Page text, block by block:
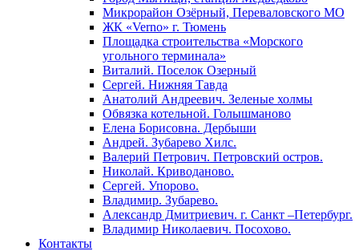
Микрорайон Озёрный, Переваловского МО
ЖК «Verno» г. Тюмень
Площадка строительства «Морского
угольного терминала»
Виталий. Поселок Озерный
Сергей. Нижняя Тавда
Анатолий Андреевич. Зеленые холмы
Обвязка котельной. Голышманово
Елена Борисовна. Дербыши
Андрей. Зубарево Хилс.
Валерий Петрович. Петровский остров.
Николай. Криводаново.
Сергей. Упорово.
Владимир. Зубарево.
Александр Дмитриевич. г. Санкт –Петербург.
Владимир Николаевич. Посохово.
Контакты